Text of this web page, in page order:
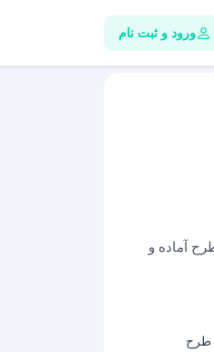
ورود و ثبت نام
آماده و
طرح